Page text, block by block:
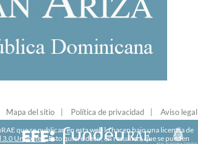
Mapa del sitio Política de privacidad Aviso legal
que se publican en esta web lo hacen bajo una licencia de
3.0 Unported. Esto quiere decir, en resumen, que se pueden